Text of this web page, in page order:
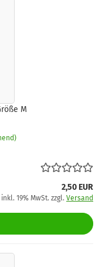
M
2,50 EUR
inkl. 19% MwSt. zzgl. Versand